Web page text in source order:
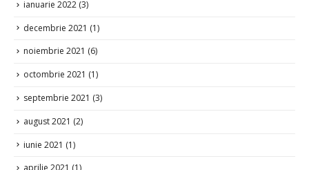
ianuarie 2022 (3)
decembrie 2021 (1)
noiembrie 2021 (6)
octombrie 2021 (1)
septembrie 2021 (3)
august 2021 (2)
iunie 2021 (1)
aprilie 2021 (1)